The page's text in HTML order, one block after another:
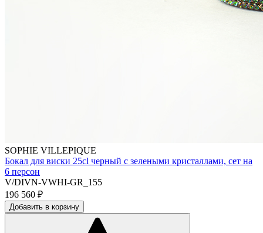
SOPHIE VILLEPIQUE
Бокал для виски 25cl черный с зелеными кристаллами, сет на
6 персон
V/DIVN-VWHI-GR_155
196 560 ₽
Добавить в корзину